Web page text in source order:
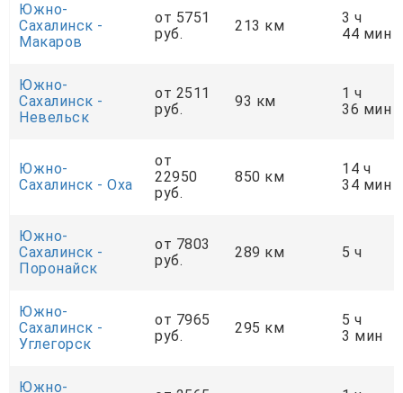
Южно-
Сахалинск -
Макаров
от 5751
руб.
213 км
3 ч
44 мин
Южно-
Сахалинск -
Невельск
от 2511
руб.
93 км
1 ч
36 мин
Южно-
Сахалинск - Оха
от
22950
руб.
850 км
14 ч
34 мин
Южно-
Сахалинск -
Поронайск
от 7803
руб.
289 км 5 ч
Южно-
Сахалинск -
Углегорск
от 7965
руб.
295 км
5 ч
3 мин
Южно-